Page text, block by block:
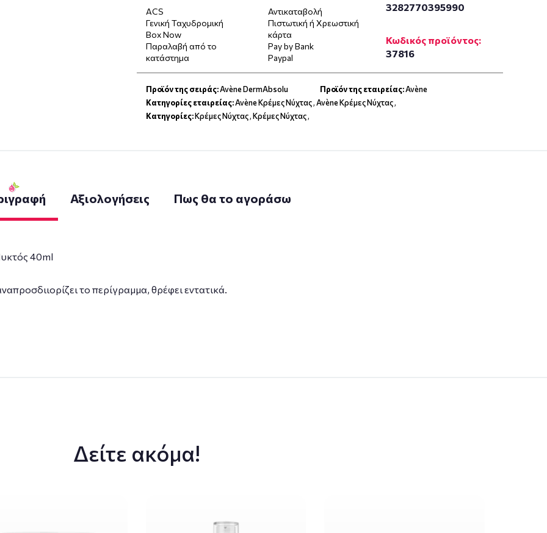
ACS
Γενική Ταχυδρομική
Box Now
Παραλαβή από το
κατάστημα
Αντικαταβολή
Πιστωτική ή Χρεωστική
κάρτα
Pay by Bank
Paypal
3282770395990
Κωδικός προϊόντος:
37816
Προϊόν της σειράς:Avène DermAbsolu Προϊόν της εταιρείας:Avène
Κατηγορίες εταιρείας:Avène Κρέμες Νύχτας,Avène Κρέμες Νύχτας,
Κατηγορίες:Κρέμες Νύχτας,Κρέμες Νύχτας,
Αξιολογήσεις Πως θα το αγοράσω
40ml
το περίγραμμα, θρέφει εντατικά.
Δείτε ακόμα!